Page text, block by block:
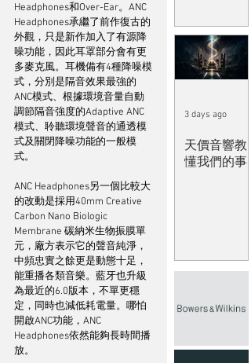
Headphones和Over-Ear。ANC
Headphones承繼了前作復古的
外觀，只是新作加入了有源降
噪功能，因此耳罩部分會有更
多麥克風。耳機備有4種降噪模
式，分別是隔音效果最強的
ANC模式、根據環境音量自動
調節隔音強度的Adaptive ANC
模式、聆聽環境聲音的通透模
式及關閉降噪功能的一般模
式。
ANC Headphones另一個比較大
的改動是採用40mm Creative
Carbon Nano Biologic
Membrane 碳納米生物振膜單
元，廠方表示它的聲音純淨，
中頻忠實之餘更是動態十足，
能重播各類音樂。藍牙也升級
為最近的6.0版本，不單更穩
定，同時也減低耗電量。哪怕
開啟ANC功能，ANC
Headphones依然能夠長時間播
放。
天價音響教
懂我們的事
3 days ago